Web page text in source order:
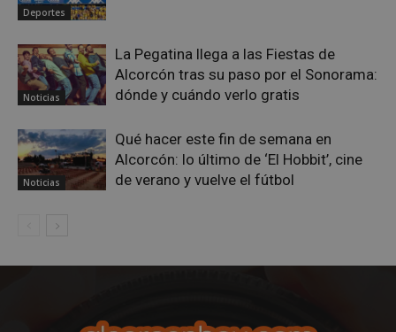
Deportes
Noticias
La Pegatina llega a las Fiestas de
Alcorcón tras su paso por el Sonorama:
dónde y cuándo verlo gratis
Noticias
Qué hacer este fin de semana en
Alcorcón: lo último de ‘El Hobbit’, cine
de verano y vuelve el fútbol
sp_landing
Spotify Inc.
.spotify.com
minutos